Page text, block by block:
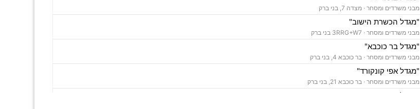
מבני משרדים ומסחר · מצדה 7, בני ברק
"מגדל הכשרת הישוב"
מבני משרדים ומסחר ·
"מגדל בר כוכבא"
מבני משרדים ומסחר · בר כוכבא 4, בני ברק
"מגדל אפי קונקורד"
מבני משרדים ומסחר · בר כוכבא 21, בני ברק
"מגדל צ'מפיון"